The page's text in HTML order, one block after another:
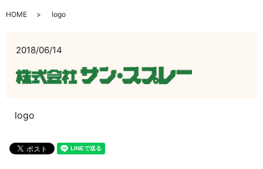
HOME logo
2018/06/14
logo